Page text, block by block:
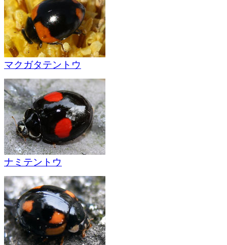
マクガタテントウ
ナミテントウ